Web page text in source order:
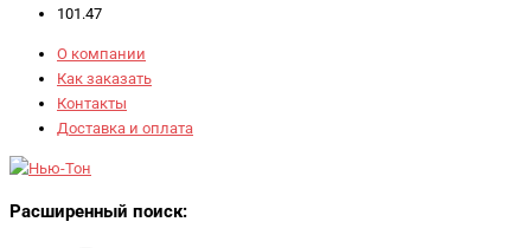
101.47
О компании
Как заказать
Контакты
Доставка и оплата
Расширенный поиск: